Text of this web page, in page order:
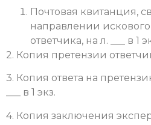
Почтовая квитанция,
направлении
ответчика, на л. ___ в 1
2. Копия претензии
3. Копия ответа на
___ в 1 экз.
4. Копия заключения